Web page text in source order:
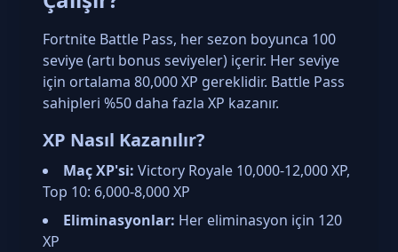
Fortnite Battle Pass, her sezon boyunca 100
seviye (artı bonus seviyeler) içerir. Her seviye
için ortalama 80,000 XP gereklidir. Battle Pass
sahipleri %50 daha fazla XP kazanır.
XP Nasıl Kazanılır?
Maç XP'si: Victory Royale 10,000-12,000 XP,
Top 10: 6,000-8,000 XP
Eliminasyonlar: Her eliminasyon için 120
XP